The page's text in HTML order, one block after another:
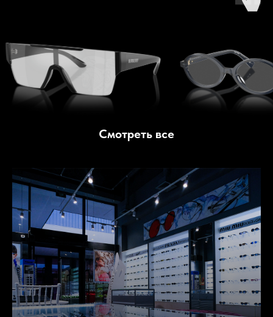
Смотреть все